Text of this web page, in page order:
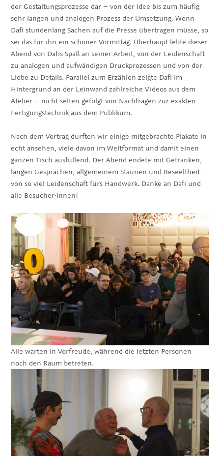
der Gestaltungsprozesse dar – von der Idee bis zum häufig
sehr langen und analogen Prozess der Umsetzung. Wenn
Dafi stundenlang Sachen auf die Presse übertragen müsse, so
sei das für ihn ein schöner Vormittag. Überhaupt lebte dieser
Abend von Dafis Spaß an seiner Arbeit, von der Leidenschaft
zu analogen und aufwändigen Druckprozessen und von der
Liebe zu Details. Parallel zum Erzählen zeigte Dafi im
Hintergrund an der Leinwand zahlreiche Videos aus dem
Atelier – nicht selten gefolgt von Nachfragen zur exakten
Fertigungstechnik aus dem Publikum.
Nach dem Vortrag durften wir einige mitgebrachte Plakate in
echt ansehen, viele davon im Weltformat und damit einen
ganzen Tisch ausfüllend. Der Abend endete mit Getränken,
langen Gesprächen, allgemeinem Staunen und Beseeltheit
von so viel Leidenschaft fürs Handwerk. Danke an Dafi und
alle Besucher·innen!
Alle warten in Vorfreude, während die letzten Personen
noch den Raum betreten.